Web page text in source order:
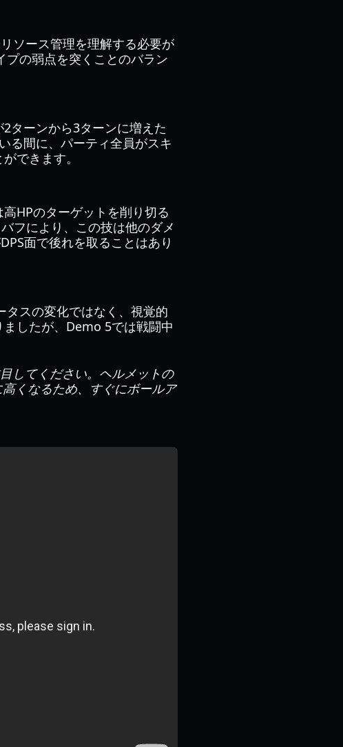
ソース管理を理解する必要が
プの弱点を突くことのバラン
ターンから3ターンに増えた
る間に、パーティ全員がスキ
できます。
HPのターゲットを削り切る
フにより、この技は他のダメ
面で後れを取ることはあり
スの変化ではなく、視覚的
したが、Demo 5では戦闘中
してください。ヘルメットの
くなるため、すぐにボールア